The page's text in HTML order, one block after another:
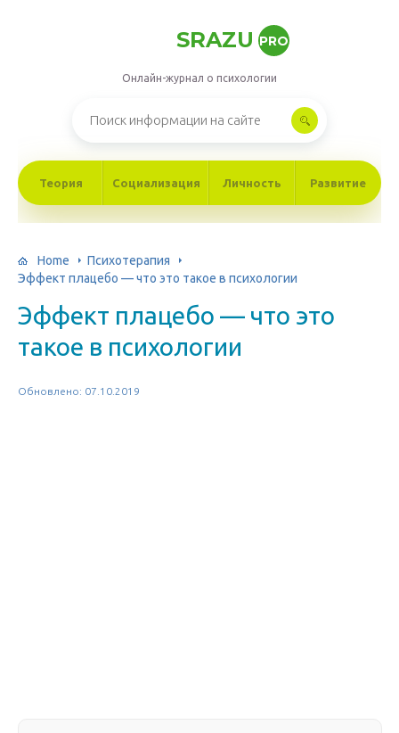
SRAZU PRO
Онлайн-журнал о психологии
Теория Социализация Личность Развитие
Home
Психотерапия
Эффект плацебо — что это такое в психологии
Эффект плацебо — что это
такое в психологии
Обновлено: 07.10.2019